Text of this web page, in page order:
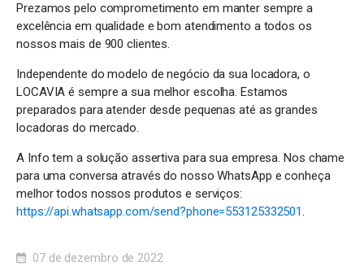
Prezamos pelo comprometimento em manter sempre a
excelência em qualidade e bom atendimento a todos os
nossos mais de 900 clientes.
Independente do modelo de negócio da sua locadora, o
LOCAVIA é sempre a sua melhor escolha. Estamos
preparados para atender desde pequenas até as grandes
locadoras do mercado.
A Info tem a solução assertiva para sua empresa. Nos chame
para uma conversa através do nosso WhatsApp e conheça
melhor todos nossos produtos e serviços:
https://api.whatsapp.com/send?phone=553125332501.
07 de dezembro de 2022